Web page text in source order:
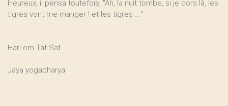
Heureux, il pensa toutefois, "Ah, la nuit tombe, si je dors là, les
tigres vont me manger ! et les tigres ..."
Hari om Tat Sat
Jaya yogacharya